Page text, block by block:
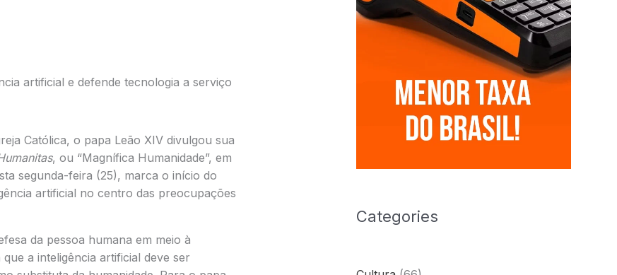
artificial e defende tecnologia a serviço
Católica, o papa Leão XIV divulgou sua
, ou “Magnífica Humanidade”, em
segunda-feira (25), marca o início do
artificial no centro das preocupações
da pessoa humana em meio à
a inteligência artificial deve ser
Categories